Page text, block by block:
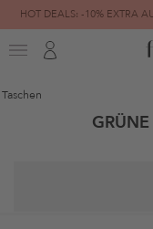
HOT DEALS: -10% EXTRA
FINAL
Taschen